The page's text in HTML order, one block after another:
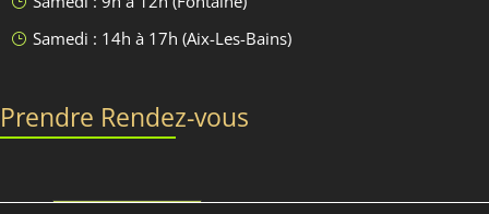
} Samedi : 14h à 17h (Aix-Les-Bains)
Prendre Rendez-vous